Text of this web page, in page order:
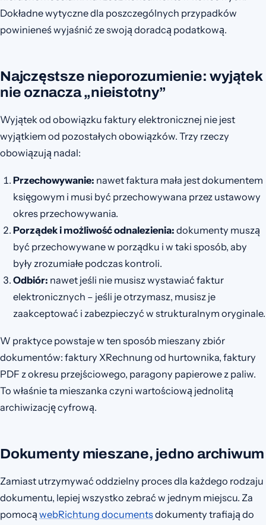
Dokładne wytyczne dla poszczególnych przypadków
powinieneś wyjaśnić ze swoją doradcą podatkową.
Najczęstsze nieporozumienie: wyjątek
nie oznacza „nieistotny”
Wyjątek od obowiązku faktury elektronicznej nie jest
wyjątkiem od pozostałych obowiązków. Trzy rzeczy
obowiązują nadal:
Przechowywanie: nawet faktura mała jest dokumentem
księgowym i musi być przechowywana przez ustawowy
okres przechowywania.
Porządek i możliwość odnalezienia: dokumenty muszą
być przechowywane w porządku i w taki sposób, aby
były zrozumiałe podczas kontroli.
Odbiór: nawet jeśli nie musisz wystawiać faktur
elektronicznych – jeśli je otrzymasz, musisz je
zaakceptować i zabezpieczyć w strukturalnym oryginale.
W praktyce powstaje w ten sposób mieszany zbiór
dokumentów: faktury XRechnung od hurtownika, faktury
PDF z okresu przejściowego, paragony papierowe z paliw.
To właśnie ta mieszanka czyni wartościową jednolitą
archiwizację cyfrową.
Dokumenty mieszane, jedno archiwum
Zamiast utrzymywać oddzielny proces dla każdego rodzaju
dokumentu, lepiej wszystko zebrać w jednym miejscu. Za
pomocą webRichtung documentsdokumenty trafiają do